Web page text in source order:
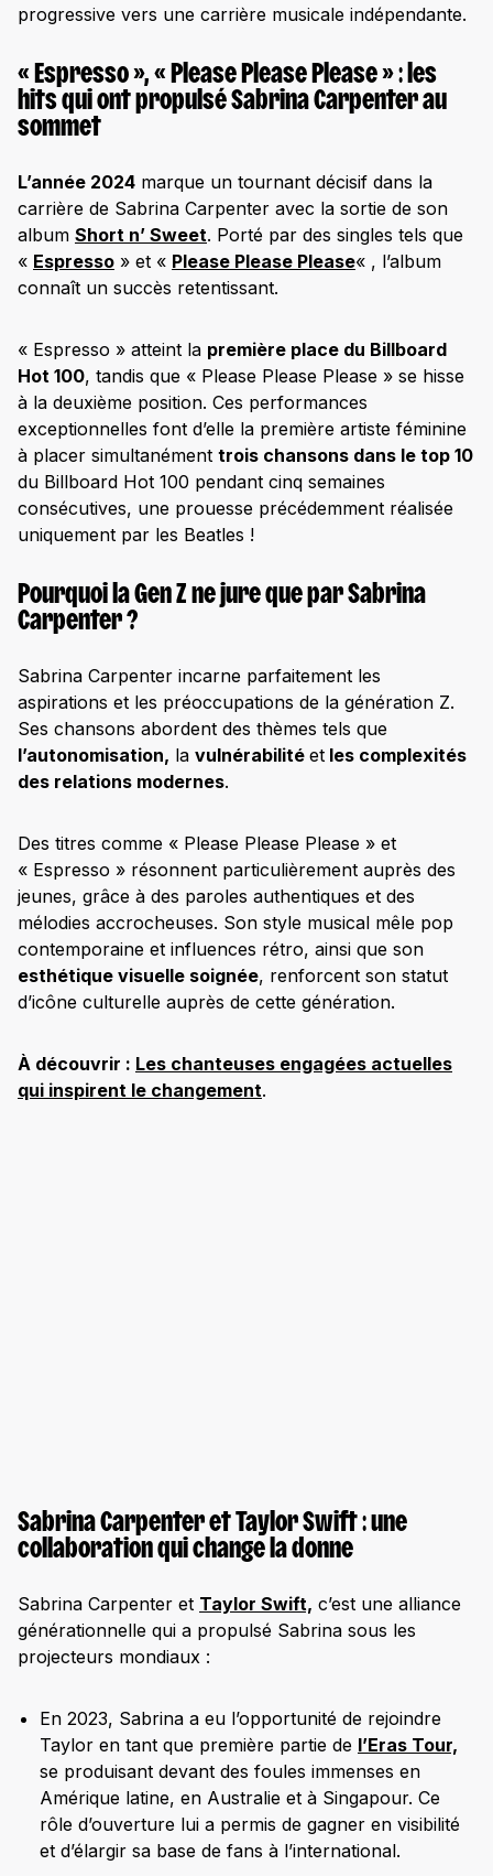
progressive vers une carrière musicale indépendante. ​
« Espresso », « Please Please Please » : les
hits qui ont propulsé Sabrina Carpenter au
sommet
L’année 2024 marque un tournant décisif dans la
carrière de Sabrina Carpenter avec la sortie de son
album Short n’ Sweet. Porté par des singles tels que
« Espresso » et « Please Please Please« , l’album
connaît un succès retentissant.
« Espresso » atteint la première place du Billboard
Hot 100, tandis que « Please Please Please » se hisse
à la deuxième position. Ces performances
exceptionnelles font d’elle la première artiste féminine
à placer simultanément trois chansons dans le top 10
du Billboard Hot 100 pendant cinq semaines
consécutives, une prouesse précédemment réalisée
uniquement par les Beatles !
Pourquoi la Gen Z ne jure que par Sabrina
Carpenter ?
Sabrina Carpenter incarne parfaitement les
aspirations et les préoccupations de la génération Z.
Ses chansons abordent des thèmes tels que
l’autonomisation, la vulnérabilité et les complexités
des relations modernes.
Des titres comme « Please Please Please » et
« Espresso » résonnent particulièrement auprès des
jeunes, grâce à des paroles authentiques et des
mélodies accrocheuses. Son style musical mêle pop
contemporaine et influences rétro, ainsi que son
esthétique visuelle soignée, renforcent son statut
d’icône culturelle auprès de cette génération.
À découvrir : Les chanteuses engagées actuelles
qui inspirent le changement.
Sabrina Carpenter et Taylor Swift : une
collaboration qui change la donne
Sabrina Carpenter et Taylor Swift, c’est une alliance
générationnelle qui a propulsé Sabrina sous les
projecteurs mondiaux :
En 2023, Sabrina a eu l’opportunité de rejoindre
Taylor en tant que première partie de l’Eras Tour,
se produisant devant des foules immenses en
Amérique latine, en Australie et à Singapour. Ce
rôle d’ouverture lui a permis de gagner en visibilité
et d’élargir sa base de fans à l’international.​